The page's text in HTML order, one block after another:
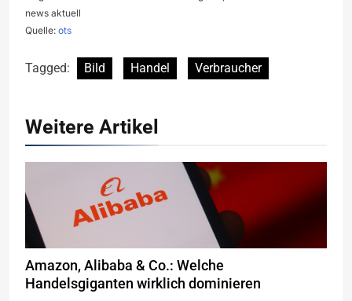
news aktuell
Quelle: ots
Tagged: Bild Handel Verbraucher
Weitere Artikel
Amazon, Alibaba & Co.: Welche
Handelsgiganten wirklich dominieren